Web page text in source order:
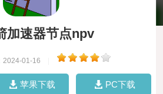
加速器节点npv
2024-01-16
苹果下载 PC下载